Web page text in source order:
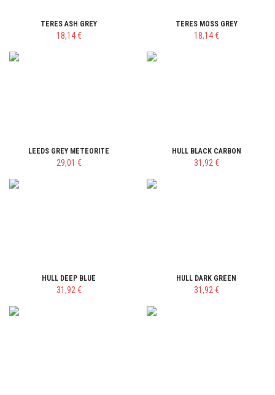
TERES ASH GREY
18,14 €
TERES MOSS GREY
18,14 €
LEEDS GREY METEORITE
29,01 €
HULL BLACK CARBON
31,92 €
HULL DEEP BLUE
31,92 €
HULL DARK GREEN
31,92 €